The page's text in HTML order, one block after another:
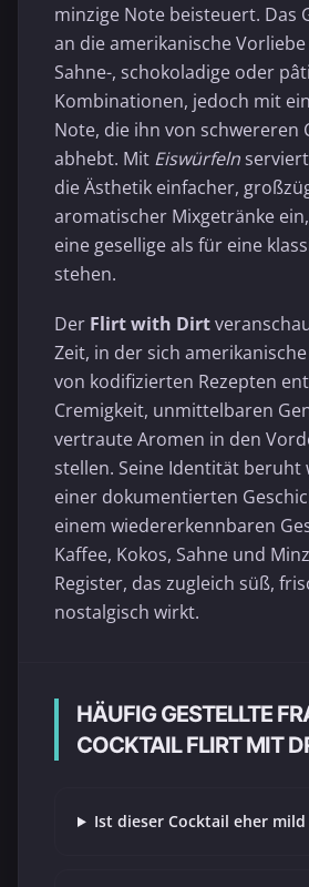
minzige Note beisteuert. Das
an die amerikanische
Sahne-, schokoladige oder
Kombinationen, jedoch mit
Note, die ihn von schwereren
abhebt. Mit Eiswürfeln
die Ästhetik einfacher,
aromatischer Mixgetränke
eine gesellige als für eine
stehen.
Der Flirt with Dirt
Zeit, in der sich
von kodifizierten Rezepten
Cremigkeit, unmittelbaren
vertraute Aromen in den
stellen. Seine Identität beruht
einer dokumentierten
einem wiedererkennbaren
Kaffee, Kokos, Sahne und
Register, das zugleich süß,
nostalgisch wirkt.
HÄUFIG GESTELLTE
COCKTAIL FLIRT MIT
Ist dieser Cocktail eher